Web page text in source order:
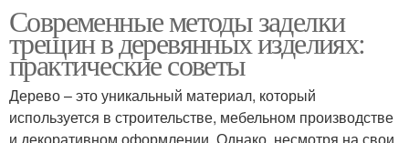
Современные методы заделки
трещин в деревянных изделиях:
практические советы
Дерево – это уникальный материал, который
используется в строительстве, мебельном производстве